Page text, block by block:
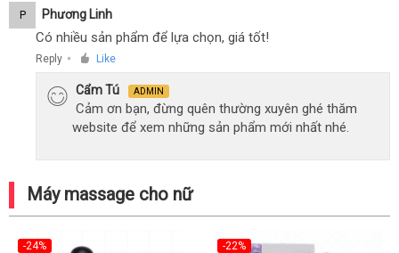
P Phương Linh
Có nhiều sản phẩm để lựa chọn, giá tốt!
Reply ● Like
Cẩm Tú ADMIN
Cảm ơn bạn, đừng quên thường xuyên ghé thăm
website để xem những sản phẩm mới nhất nhé.
Máy massage cho nữ
-24%
-22%